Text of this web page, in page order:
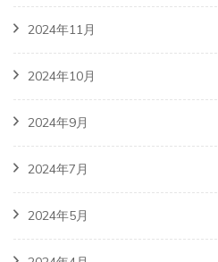
2024年11月
2024年10月
2024年9月
2024年7月
2024年5月